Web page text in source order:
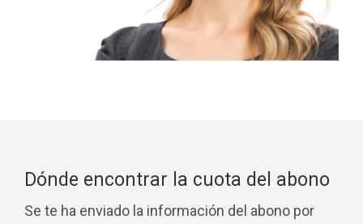
Dónde encontrar la cuota del abono
Se te ha enviado la información del abono por